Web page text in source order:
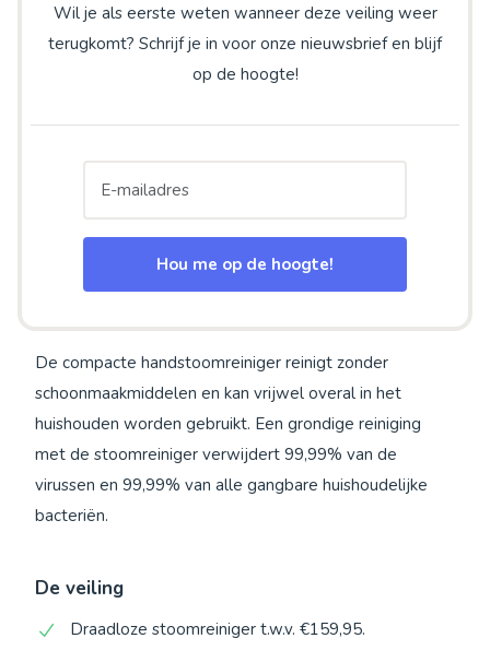
Wil je als eerste weten wanneer deze veiling weer
terugkomt? Schrijf je in voor onze nieuwsbrief en blijf
op de hoogte!
Hou me op de hoogte!
De compacte handstoomreiniger reinigt zonder
schoonmaakmiddelen en kan vrijwel overal in het
huishouden worden gebruikt. Een grondige reiniging
met de stoomreiniger verwijdert 99,99% van de
virussen en 99,99% van alle gangbare huishoudelijke
bacteriën.
De veiling
Draadloze stoomreiniger t.w.v. €159,95.